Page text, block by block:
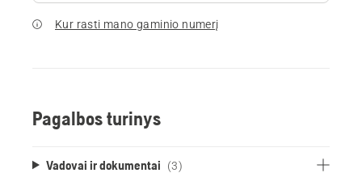
Kur rasti mano gaminio numerį
Pagalbos turinys
Vadovai ir dokumentai (3)